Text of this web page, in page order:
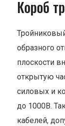
Короб
образного
плоскости
открытую
силовых и
до 1000В.
кабелей,